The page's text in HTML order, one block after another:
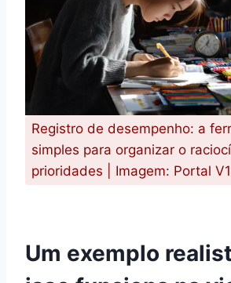
Registro de desempenho: a
simples para organizar o
prioridades | Imagem: Portal
Um exemplo